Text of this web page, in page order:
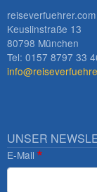
reiseverfuehrer.com
Keuslinstraße 13
80798 München
Tel: 0157 8797 33
UNSER
E-Mail